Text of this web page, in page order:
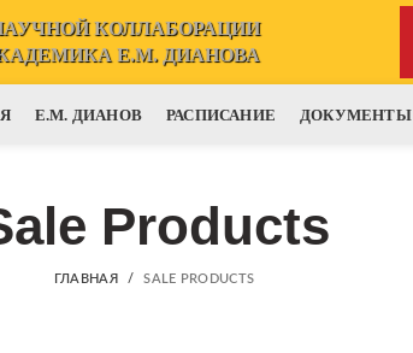
КОЛЛАБОРАЦИИ
Е.М. ДИАНОВА
Е.М. ДИАНОВ РАСПИСАНИЕ ДОКУМЕНТЫ
Products
ГЛАВНАЯ SALE PRODUCTS